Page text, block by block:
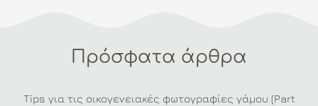
Πρόσφατα άρθρα
Tips για τις οικογενειακές φωτογραφίες γάμου (Part